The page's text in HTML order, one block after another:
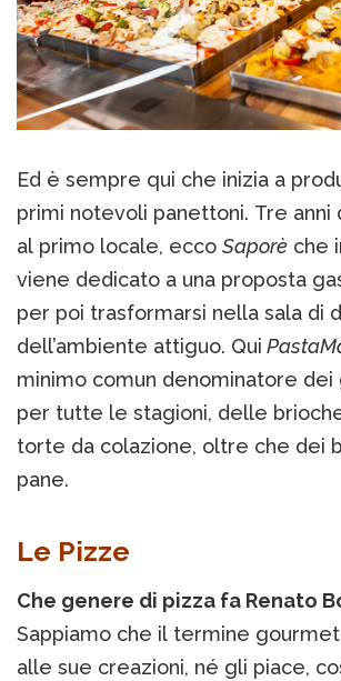
Ed è sempre qui che inizia a
primi notevoli panettoni. Tre anni
al primo locale, ecco Saporè che
viene dedicato a una proposta
per poi trasformarsi nella sala di
dell’ambiente attiguo. Qui
minimo comun denominatore dei
per tutte le stagioni, delle
torte da colazione, oltre che dei
pane.
Le Pizze
Che genere di pizza fa Renato
Sappiamo che il termine
alle sue creazioni, né gli piace,